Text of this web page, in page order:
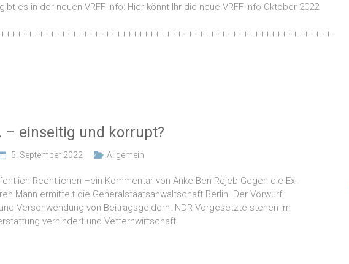
es in der neuen VRFF-Info: Hier könnt Ihr die neue VRFF-Info Oktober 2022
– einseitig und korrupt?
5. September 2022 Allgemein
Rechtlichen –ein Kommentar von Anke Ben Rejeb Gegen die Ex-
Mann ermittelt die Generalstaatsanwaltschaft Berlin. Der Vorwurf:
Verschwendung von Beitragsgeldern. NDR-Vorgesetzte stehen im
verhindert und Vetternwirtschaft